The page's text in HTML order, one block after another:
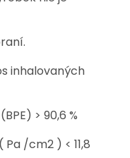
inhalovaných
> 90,6 %
/cm2 ) < 11,8